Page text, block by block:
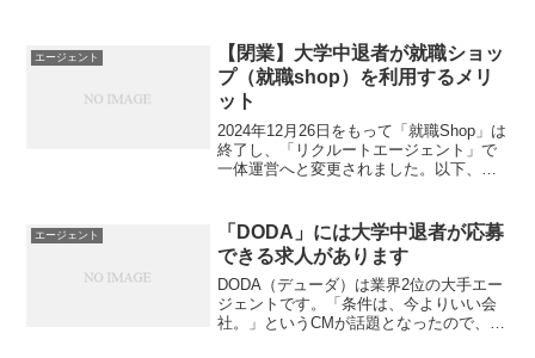
エージェント
【閉業】大学中退者が就職ショッ
プ（就職shop）を利用するメリ
ット
2024年12月26日をもって「就職Shop」は
終了し、「リクルートエージェント」で
一体運営へと変更されました。以下、過
ープ」が運営する転職エージェントで
す。20代フリ...
エージェント
「DODA」には大学中退者が応募
できる求人があります
DODA（デューダ）は業界2位の大手エー
ジェントです。「条件は、今よりいい会
社。」というCMが話題となったので、利